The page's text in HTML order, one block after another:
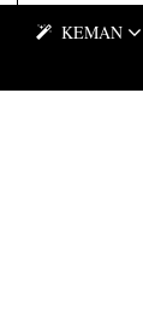
KEMAN